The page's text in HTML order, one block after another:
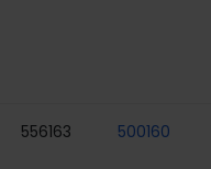
556163 500160